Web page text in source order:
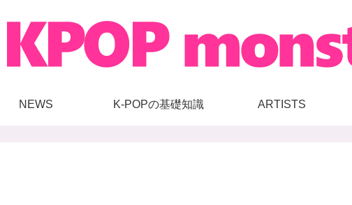
NEWS K-POPの基礎知識 ARTISTS